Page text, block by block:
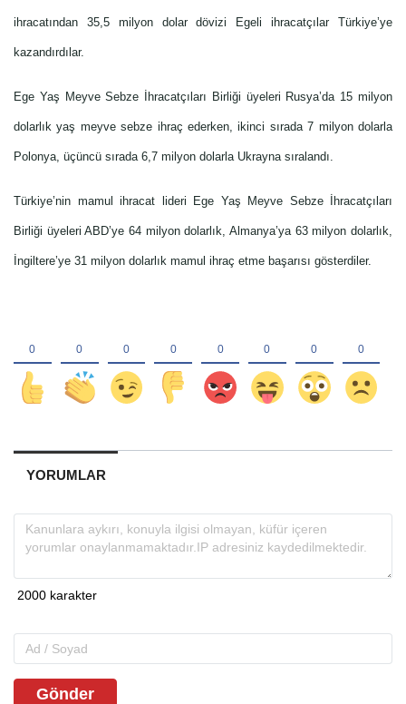
ihracatından 35,5 milyon dolar dövizi Egeli ihracatçılar Türkiye’ye
kazandırdılar.
Ege Yaş Meyve Sebze İhracatçıları Birliği üyeleri Rusya’da 15 milyon
dolarlık yaş meyve sebze ihraç ederken, ikinci sırada 7 milyon dolarla
Polonya, üçüncü sırada 6,7 milyon dolarla Ukrayna sıralandı.
Türkiye’nin mamul ihracat lideri Ege Yaş Meyve Sebze İhracatçıları
Birliği üyeleri ABD’ye 64 milyon dolarlık, Almanya’ya 63 milyon dolarlık,
İngiltere’ye 31 milyon dolarlık mamul ihraç etme başarısı gösterdiler.
YORUMLAR
Gönder